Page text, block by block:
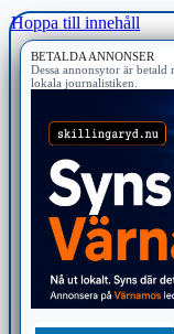
Hoppa till innehåll
BETALDA ANNONSER
Dessa annonsytor är
lokala journalistiken.